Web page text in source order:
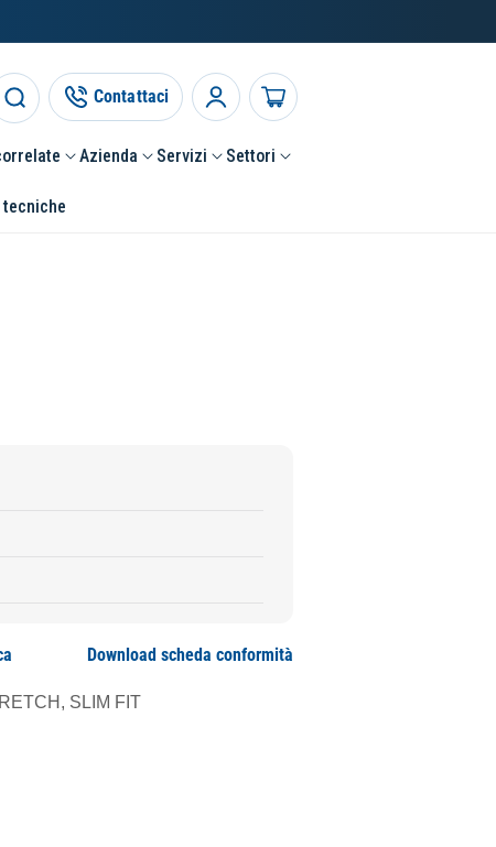
Azienda Servizi Settori
tecniche
Contattaci Accedi Carrello
Download scheda conformità
SLIM FIT